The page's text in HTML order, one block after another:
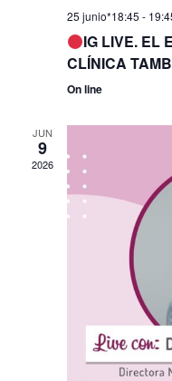
25 junio*18:45 -
IG LIVE. EL
CLÍNICA
On line
JUN
9
2026